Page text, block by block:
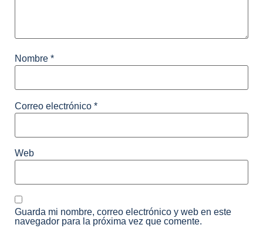
Nombre *
Correo electrónico *
Web
Guarda mi nombre, correo electrónico y web en este
navegador para la próxima vez que comente.